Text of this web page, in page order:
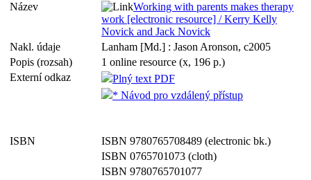
Název
Working with parents makes therapy
work [electronic resource] / Kerry Kelly
Novick and Jack Novick
Nakl. údaje
Lanham [Md.] : Jason Aronson, c2005
Popis (rozsah)
1 online resource (x, 196 p.)
Externí odkaz
Plný text PDF
* Návod pro vzdálený přístup
ISBN
ISBN 9780765708489 (electronic bk.)
ISBN 0765701073 (cloth)
ISBN 9780765701077